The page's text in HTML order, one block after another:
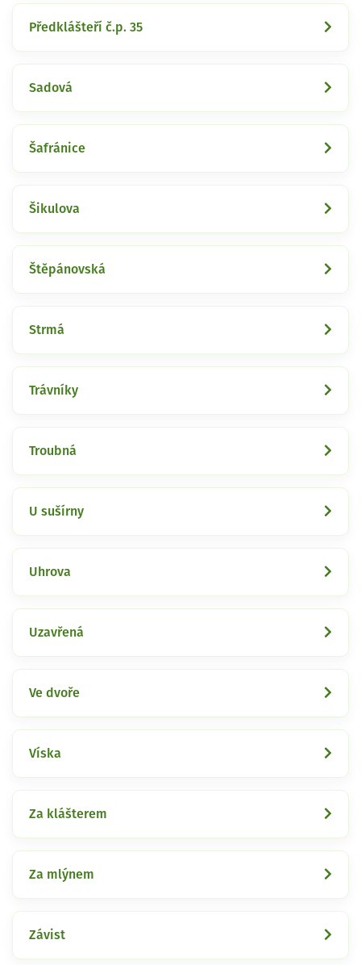
Předklášteří č.p. 35
Sadová
Šafránice
Šikulova
Štěpánovská
Strmá
Trávníky
Troubná
U sušírny
Uhrova
Uzavřená
Ve dvoře
Víska
Za klášterem
Za mlýnem
Závist